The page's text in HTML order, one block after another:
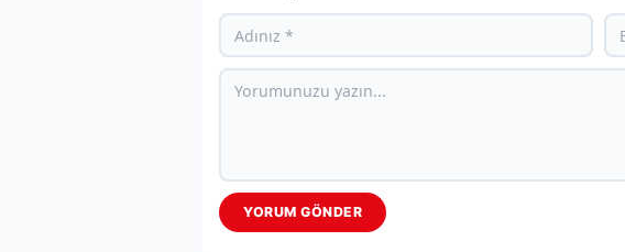
YORUM GÖNDER